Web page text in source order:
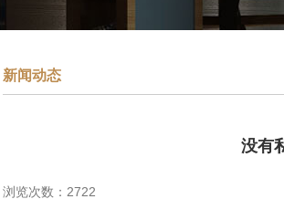
新闻动态
没有
浏览次数：2722